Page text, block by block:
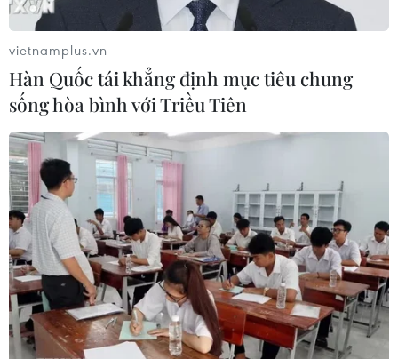
Hòa Bình mở rộng không có ảnh hưởng đến các
điện Hòa Bình và Tượng đài Bác Hồ.”./.
(TTXVN/Vietnam+)
vietnamplus.vn
Hàn Quốc tái khẳng định mục tiêu chung
sống hòa bình với Triều Tiên